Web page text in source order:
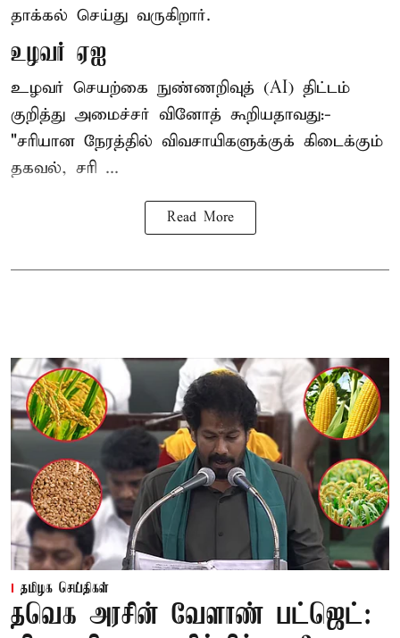
தாக்கல் செய்து வருகிறார்.
உழவர் ஏஐ
உழவர் செயற்கை நுண்ணறிவுத் (AI) திட்டம்
குறித்து அமைச்சர் வினோத் கூறியதாவது:-
"சரியான நேரத்தில் விவசாயிகளுக்குக் கிடைக்கும்
தகவல், சரி ...
Read More
தமிழக செய்திகள்
தவெக அரசின் வேளாண் பட்ஜெட்: